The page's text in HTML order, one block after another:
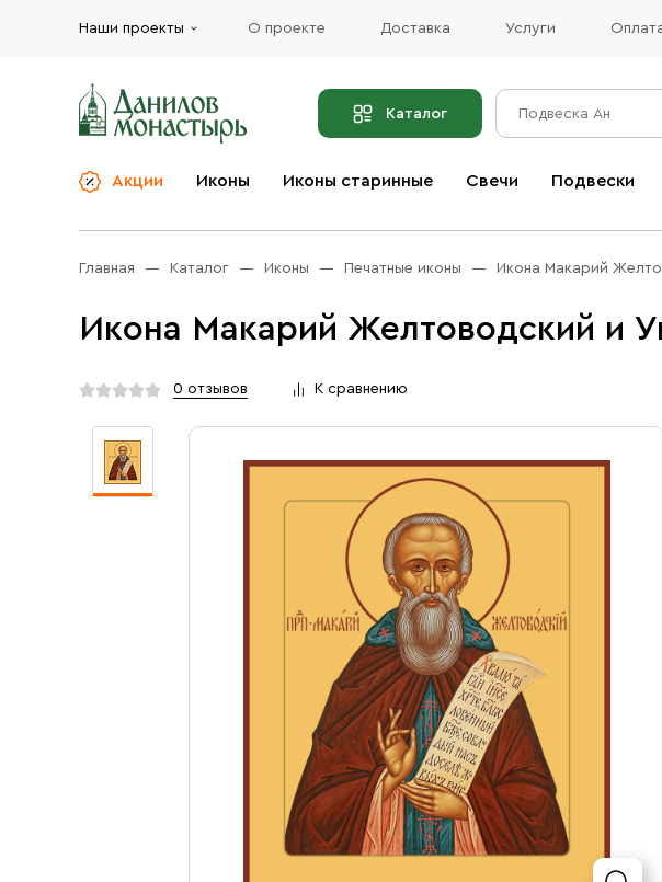
Наши проекты О проекте Доставка Услуги
Каталог
Акции Иконы Иконы старинные Свечи Подвески
Церковная утварь
Иконы
Бренды
Услуги
Главная Каталог Иконы Печатные иконы Икона Макарий
Икона Макарий Желтоводский и
0 отзывов К сравнению